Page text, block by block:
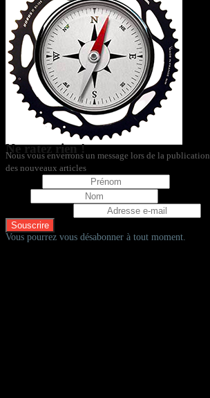
Ne ratez rien !
Nous vous enverrons un message lors de la publication
des nouveaux articles
Vous pourrez vous désabonner à tout moment.